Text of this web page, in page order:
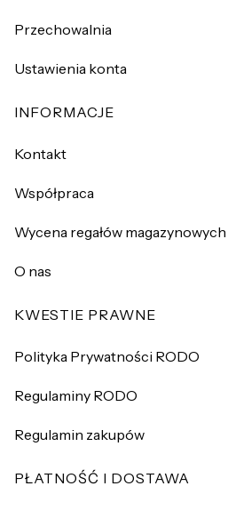
Przechowalnia
Ustawienia konta
INFORMACJE
Kontakt
Współpraca
Wycena regałów magazynowych
O nas
KWESTIE PRAWNE
Polityka Prywatności RODO
Regulaminy RODO
Regulamin zakupów
PŁATNOŚĆ I DOSTAWA